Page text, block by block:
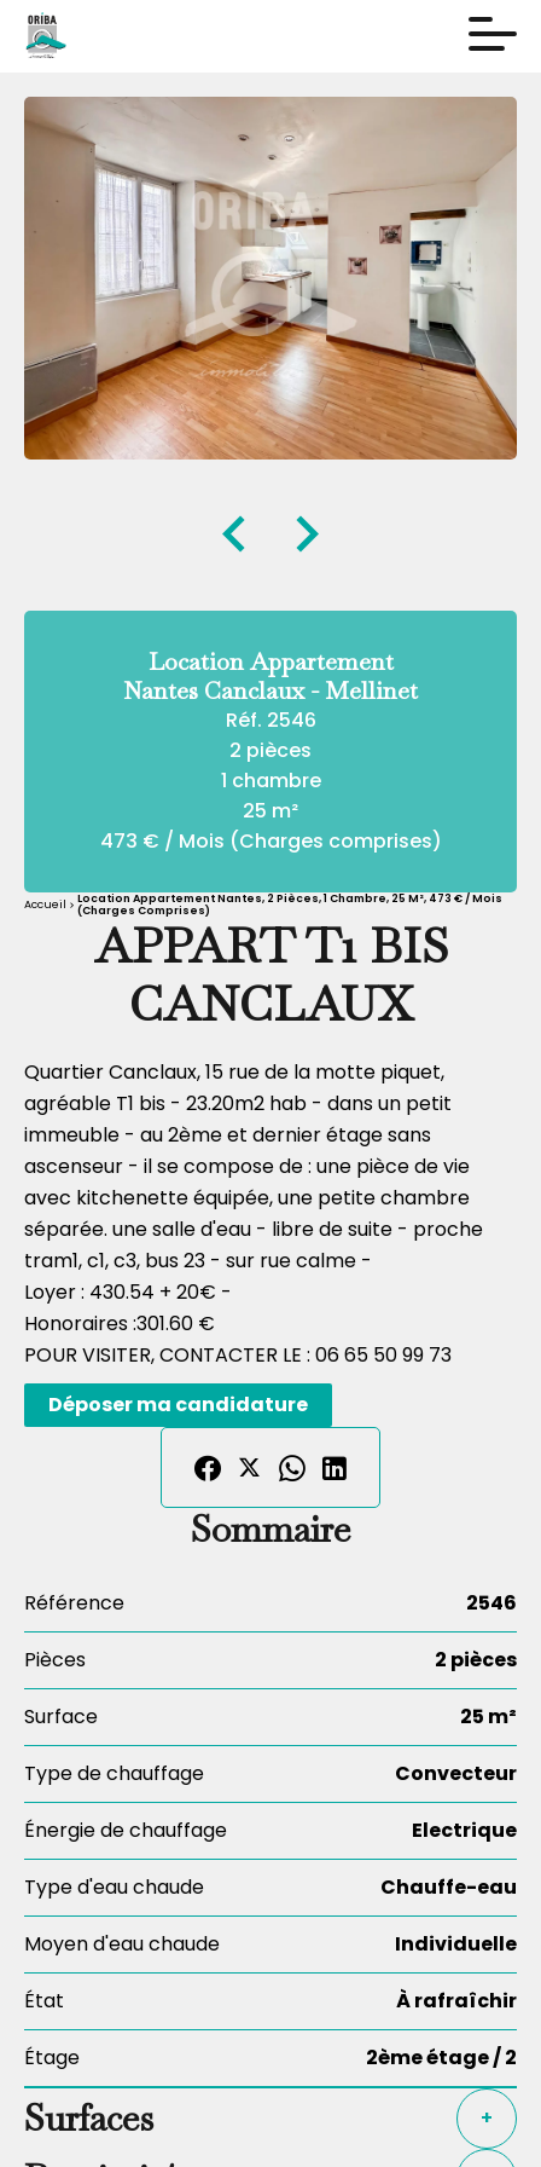
Location Appartement
Nantes Canclaux - Mellinet
Réf. 2546
2 pièces
1 chambre
25 m²
473 € / Mois (Charges comprises)
Accueil
Location Appartement Nantes, 2 Pièces, 1 Chambre, 25 M², 473 € / Mois
(Charges Comprises)
APPART T1 BIS
CANCLAUX
Quartier Canclaux, 15 rue de la motte piquet,
agréable T1 bis - 23.20m2 hab - dans un petit
immeuble - au 2ème et dernier étage sans
ascenseur - il se compose de : une pièce de vie
avec kitchenette équipée, une petite chambre
séparée. une salle d'eau - libre de suite - proche
tram1, c1, c3, bus 23 - sur rue calme -
Loyer : 430.54 + 20€ -
Honoraires :301.60 €
POUR VISITER, CONTACTER LE : 06 65 50 99 73
Déposer ma candidature
Sommaire
Référence 2546
Pièces 2 pièces
Surface 25 m²
Type de chauffage Convecteur
Énergie de chauffage Electrique
Type d'eau chaude Chauffe-eau
Moyen d'eau chaude Individuelle
État À rafraîchir
Étage 2ème étage / 2
Surfaces +